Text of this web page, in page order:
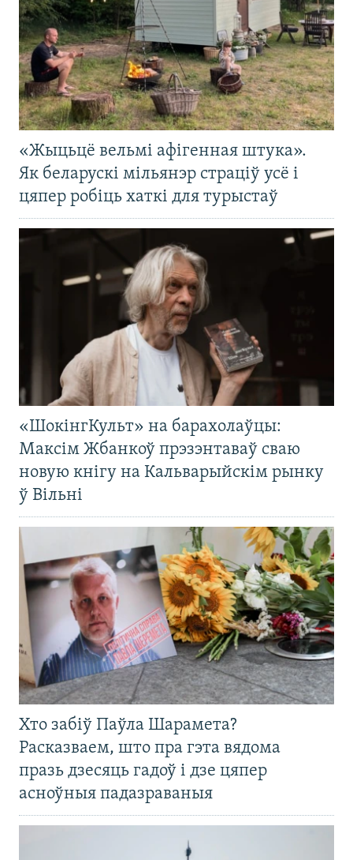
«Жыцьцё вельмі афігенная штука».
Як беларускі мільянэр страціў усё і
цяпер робіць хаткі для турыстаў
«ШокінгКульт» на барахолаўцы:
Максім Жбанкоў прэзэнтаваў сваю
новую кнігу на Кальварыйскім рынку
ў Вільні
Хто забіў Паўла Шарамета?
Расказваем, што пра гэта вядома
празь дзесяць гадоў і дзе цяпер
асноўныя падазраваныя